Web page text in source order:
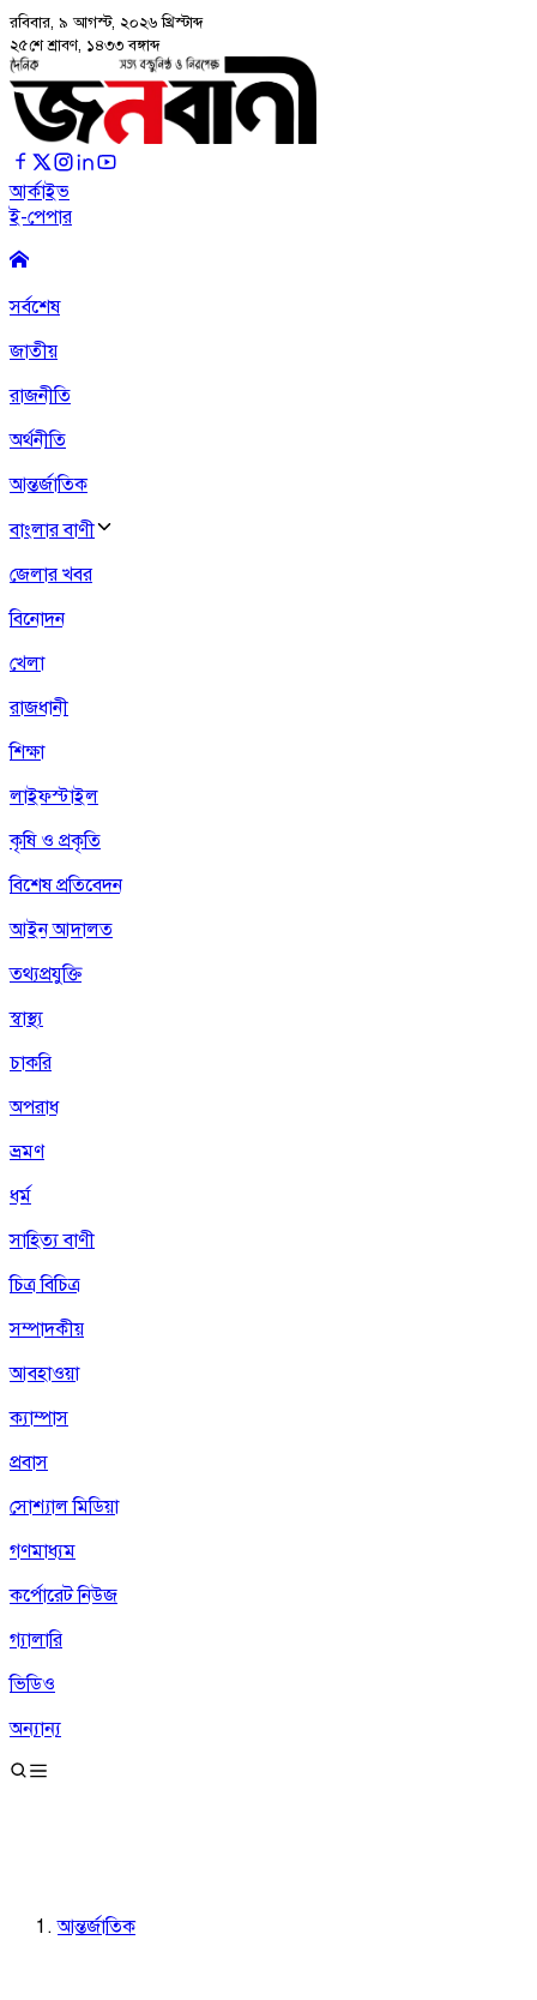
রবিবার, ৯ আগস্ট, ২০২৬ খ্রিস্টাব্দ
২৫শে শ্রাবণ, ১৪৩৩ বঙ্গাব্দ
আর্কাইভ
ই-পেপার
সর্বশেষ
জাতীয়
রাজনীতি
অর্থনীতি
আন্তর্জাতিক
বাংলার বাণী
জেলার খবর
বিনোদন
খেলা
রাজধানী
শিক্ষা
লাইফস্টাইল
কৃষি ও প্রকৃতি
বিশেষ প্রতিবেদন
আইন আদালত
তথ্যপ্রযুক্তি
স্বাস্থ্য
চাকরি
অপরাধ
ভ্রমণ
ধর্ম
সাহিত্য বাণী
চিত্র বিচিত্র
সম্পাদকীয়
আবহাওয়া
ক্যাম্পাস
প্রবাস
সোশ্যাল মিডিয়া
গণমাধ্যম
কর্পোরেট নিউজ
গ্যালারি
ভিডিও
অন্যান্য
আন্তর্জাতিক